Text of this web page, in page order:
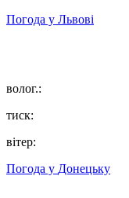
Погода у Львові
волог.:
тиск:
вітер:
Погода у Донецьку